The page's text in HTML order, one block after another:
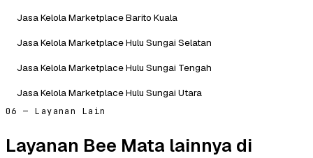
Jasa Kelola Marketplace Barito Kuala
Jasa Kelola Marketplace Hulu Sungai Selatan
Jasa Kelola Marketplace Hulu Sungai Tengah
Jasa Kelola Marketplace Hulu Sungai Utara
06 — Layanan Lain
Layanan Bee Mata lainnya di